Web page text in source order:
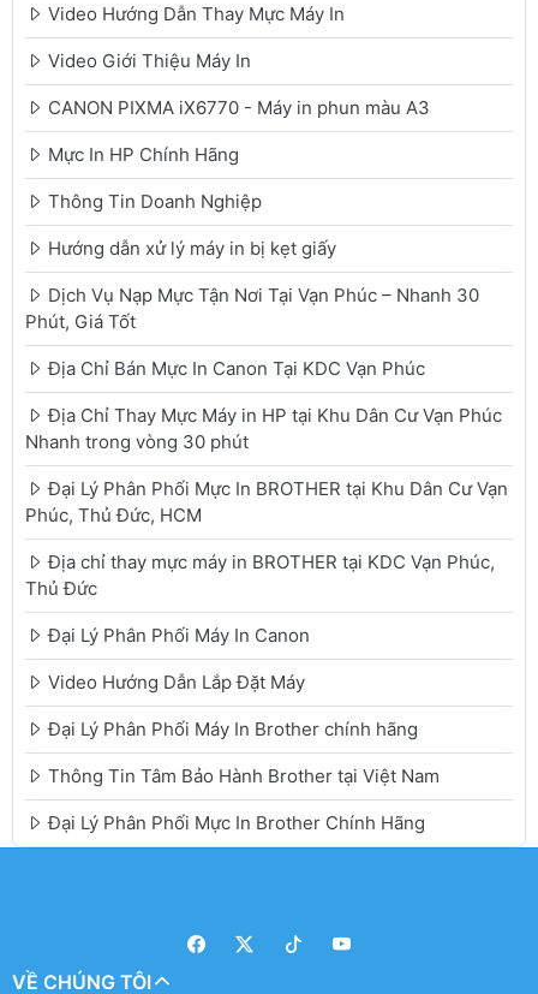
Video Hướng Dẫn Thay Mực Máy In
Video Giới Thiệu Máy In
CANON PIXMA iX6770 - Máy in phun màu A3
Mực In HP Chính Hãng
Thông Tin Doanh Nghiệp
Hướng dẫn xử lý máy in bị kẹt giấy
Dịch Vụ Nạp Mực Tận Nơi Tại Vạn Phúc – Nhanh 30
Phút, Giá Tốt
Địa Chỉ Bán Mực In Canon Tại KDC Vạn Phúc
Địa Chỉ Thay Mực Máy in HP tại Khu Dân Cư Vạn Phúc
Nhanh trong vòng 30 phút
Đại Lý Phân Phối Mực In BROTHER tại Khu Dân Cư Vạn
Phúc, Thủ Đức, HCM
Địa chỉ thay mực máy in BROTHER tại KDC Vạn Phúc,
Thủ Đức
Đại Lý Phân Phối Máy In Canon
Video Hướng Dẫn Lắp Đặt Máy
Đại Lý Phân Phối Máy In Brother chính hãng
Thông Tin Tâm Bảo Hành Brother tại Việt Nam
Đại Lý Phân Phối Mực In Brother Chính Hãng
VỀ CHÚNG TÔI